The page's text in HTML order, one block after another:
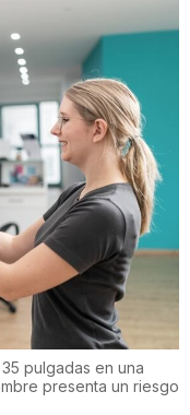
pulgadas en una
presenta un riesgo